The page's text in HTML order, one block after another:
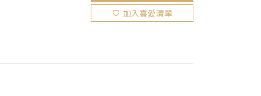
加入喜愛清單